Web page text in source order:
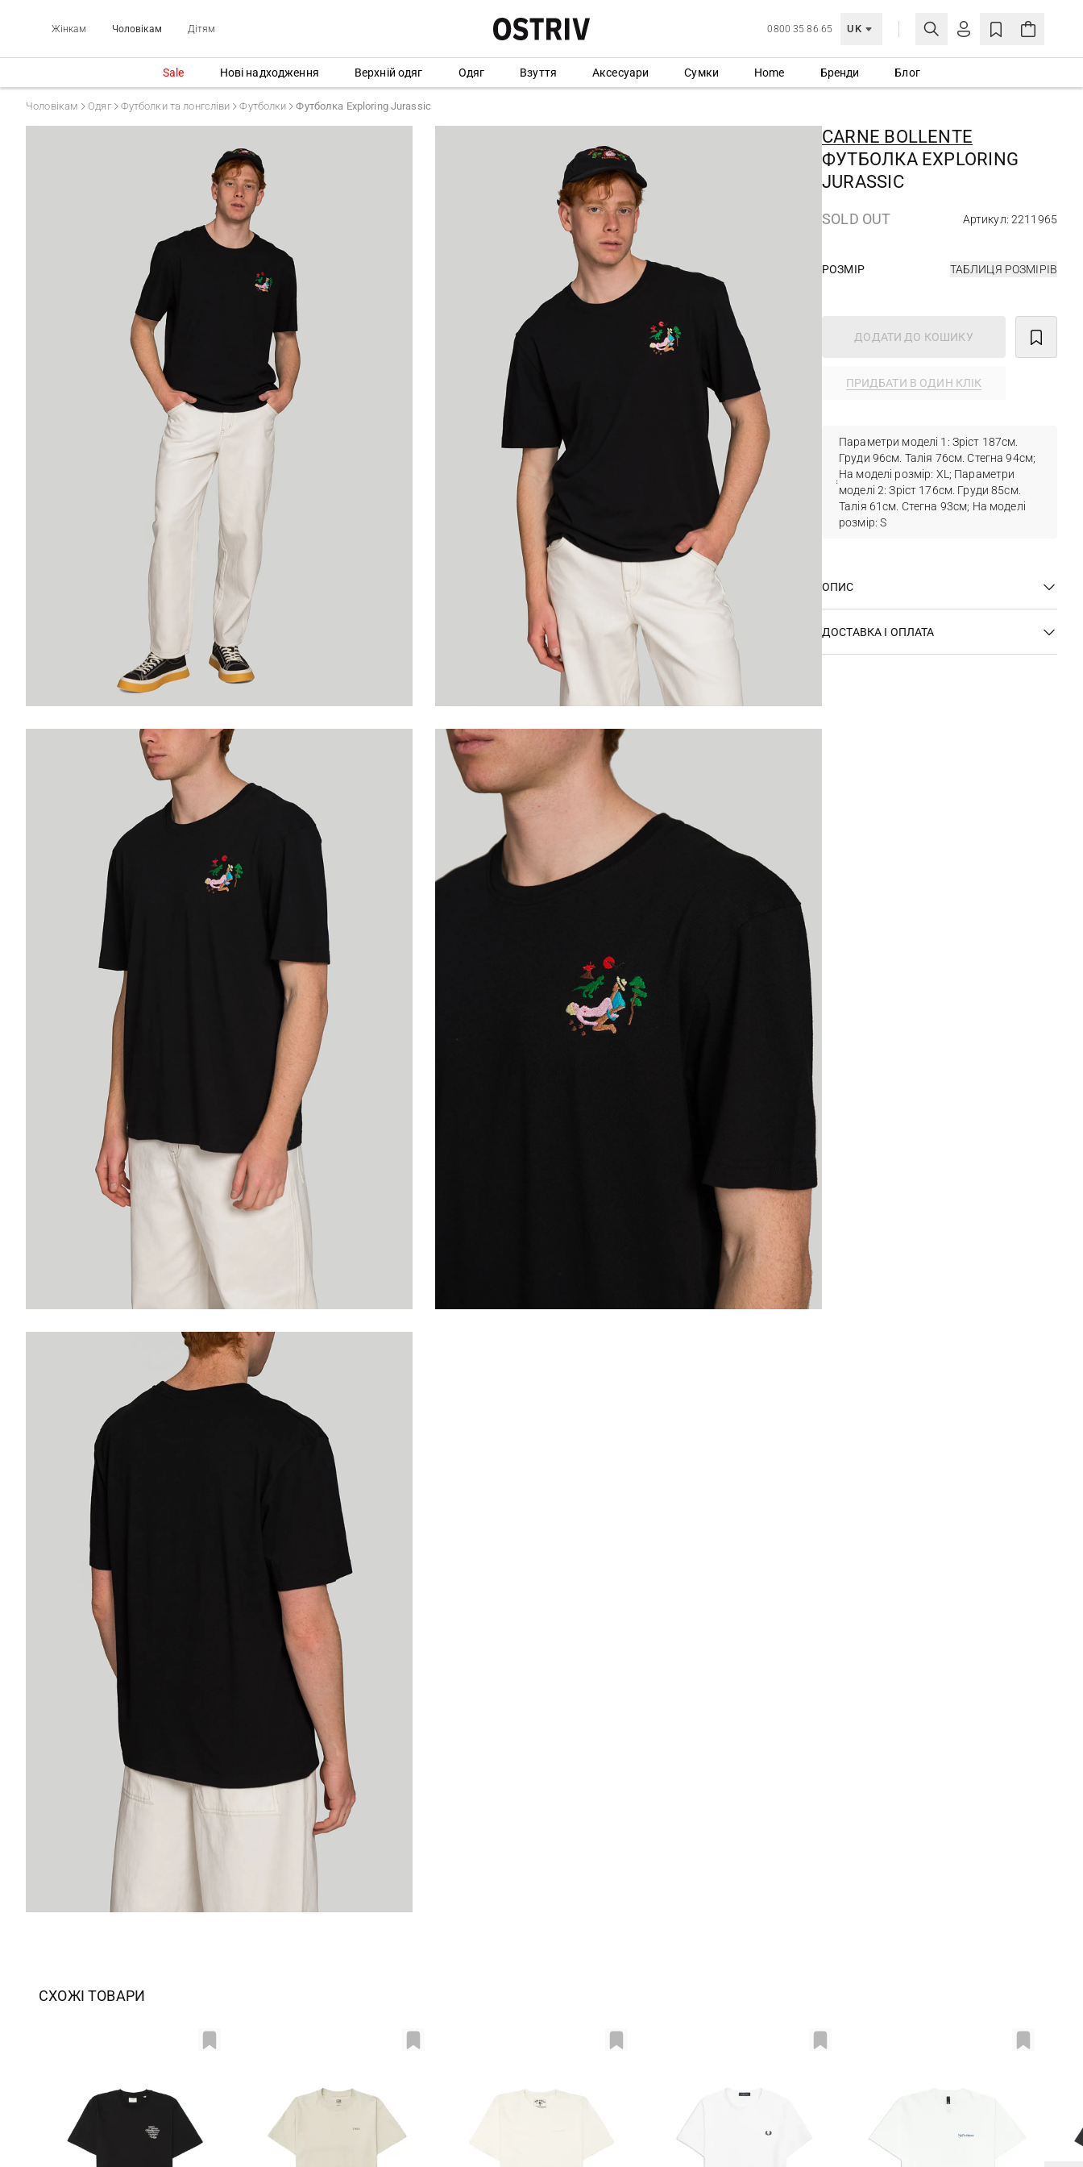
Жінкам Чоловікам Дітям 0800 35 86 65 UK
МОЯ ОБЛІКІВКА
Ще не зареєстровані?
СТВОРИТИ ОБЛІКІВКУ
Sale Нові надходження Верхній одяг Одяг Взуття Аксесуари Сумки Home Бренди Блог
Чоловікам Одяг Футболки та лонгсліви Футболки Футболка Exploring Jurassic
CARNE BOLLENTE
ФУТБОЛКА EXPLORING
JURASSIC
SOLD OUT Артикул: 2211965
РОЗМІР ТАБЛИЦЯ РОЗМІРІВ
ДОДАТИ ДО КОШИКУ
ПРИДБАТИ В ОДИН КЛІК
Параметри моделі 1: Зріст 187см.
Груди 96см. Талія 76см. Стегна 94см;
На моделі розмір: ХL; Параметри
моделі 2: Зріст 176см. Груди 85см.
Талія 61см. Стегна 93см; На моделі
розмір: S
ОПИС
ДОСТАВКА І ОПЛАТА
СХОЖІ ТОВАРИ